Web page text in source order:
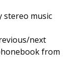
stereo music
next
from